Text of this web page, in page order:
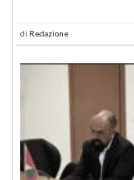
di Redazione